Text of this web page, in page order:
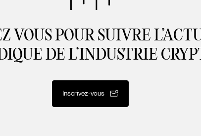
VOUS POUR SUIVRE
DE L’INDUSTRIE
Inscrivez-vous